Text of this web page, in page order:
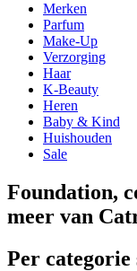
Merken
Parfum
Make-Up
Verzorging
Haar
K-Beauty
Heren
Baby & Kind
Huishouden
Sale
Foundation,
meer van
Per categorie